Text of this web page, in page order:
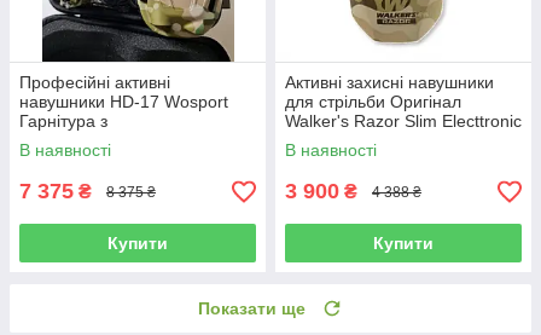
Професійні активні
навушники HD-17 Wosport
Гарнітура з
шумопоглинанням мультикам
В наявності
7 375 ₴ 8 375 ₴
Купити
Активні захисні навушники
для стрільби Оригінал
Walker's Razor Slim Electtronic
Muff Мультикам
В наявності
3 900 ₴ 4 388 ₴
Купити
Показати ще